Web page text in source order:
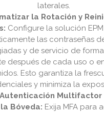
laterales.
la Rotación y
Configure la solución
las contraseñas
y de servicio de
después de cada uso o
Esto garantiza la
y minimiza la
Multifactor
Bóveda: Exija MFA para